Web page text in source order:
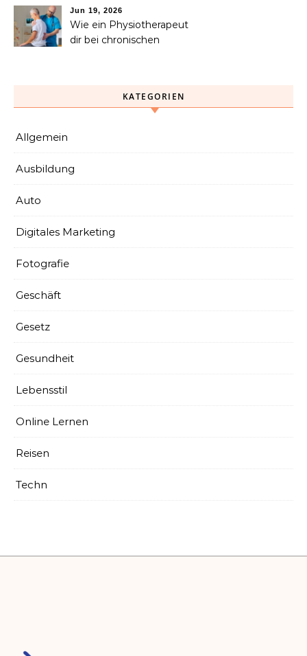
nach einem Unfall
benötigen
Jun 19, 2026
Wie ein Physiotherapeut
dir bei chronischen
KATEGORIEN
Allgemein
Ausbildung
Auto
Digitales Marketing
Fotografie
Geschäft
Gesetz
Gesundheit
Lebensstil
Online Lernen
Reisen
Techn